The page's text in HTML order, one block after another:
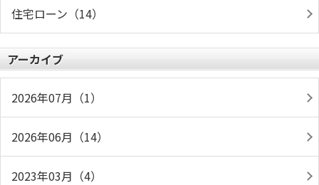
住宅ローン（14）
アーカイブ
2026年07月（1）
2026年06月（14）
2023年03月（4）